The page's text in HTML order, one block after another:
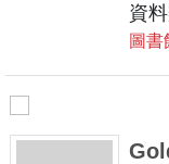
資
圖書